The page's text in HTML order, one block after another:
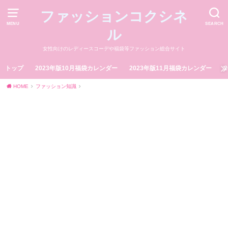
MENU SEARCH
ファッションコクシネ
ル
女性向けのレディースコーデや福袋等ファッション総合サイト
トップ 2023年版10月福袋カレンダー 2023年版11月福袋カレンダー
HOME ファッション知識